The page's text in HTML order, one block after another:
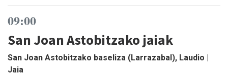
09:00
San Joan Astobitzako jaiak
San Joan Astobitzako baseliza (Larrazabal), Laudio |
Jaia